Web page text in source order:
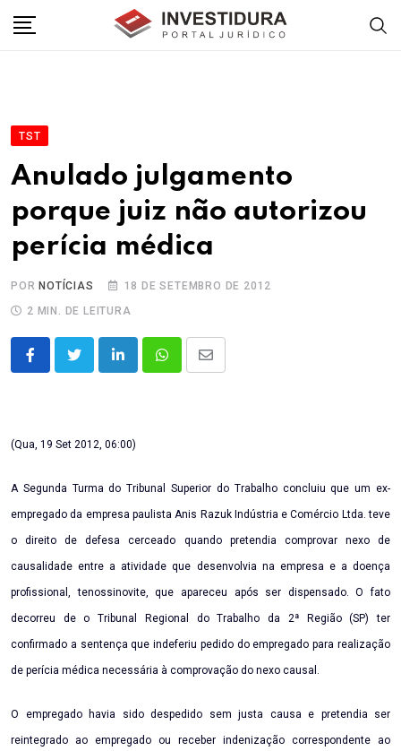
TST
Anulado julgamento
porque juiz não autorizou
perícia médica
POR NOTÍCIAS
18 DE SETEMBRO DE 2012
2 MIN. DE LEITURA
LinkedInWhatsappShare
(Qua, 19 Set 2012, 06:00)
A Segunda Turma do Tribunal Superior do Trabalho concluiu que um ex-
empregado da empresa paulista Anis Razuk Indústria e Comércio Ltda. teve
o direito de defesa cerceado quando pretendia comprovar nexo de
causalidade entre a atividade que desenvolvia na empresa e a doença
profissional, tenossinovite, que apareceu após ser dispensado. O fato
decorreu de o Tribunal Regional do Trabalho da 2ª Região (SP) ter
confirmado a sentença que indeferiu pedido do empregado para realização
de perícia médica necessária à comprovação do nexo causal.
O empregado havia sido despedido sem justa causa e pretendia ser
reintegrado ao empregado ou receber indenização correspondente ao